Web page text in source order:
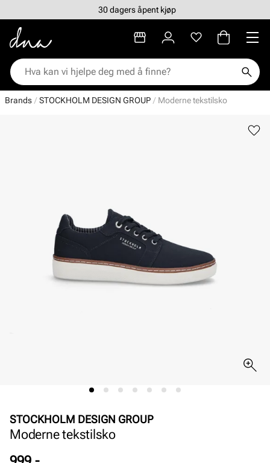
30 dagers åpent kjøp
Brands STOCKHOLM DESIGN GROUP Moderne tekstilsko
STOCKHOLM DESIGN GROUP
Moderne tekstilsko